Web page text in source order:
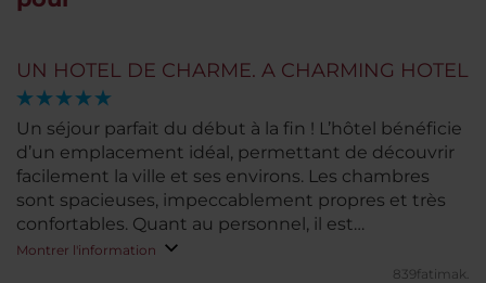
UN HOTEL DE CHARME. A CHARMING HOTEL
Un séjour parfait du début à la fin ! L’hôtel bénéficie
d’un emplacement idéal, permettant de découvrir
facilement la ville et ses environs. Les chambres
sont spacieuses, impeccablement propres et très
confortables. Quant au personnel, il est
remarquable : accueillant, attentionné et toujours
prêt à rendre service avec le sourire. Tout est pensé
Montrer l'information
839fatimak.